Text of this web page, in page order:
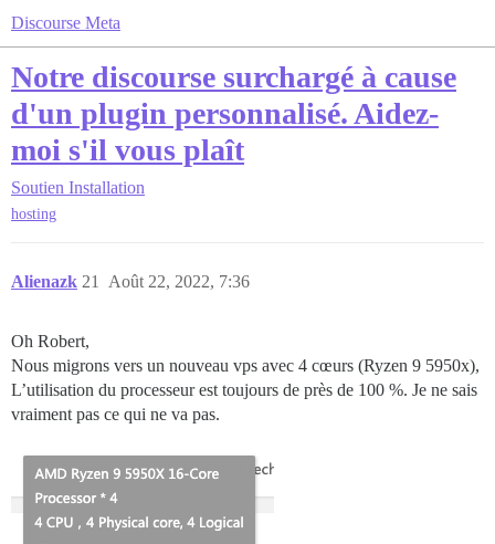
Discourse Meta
Notre discourse surchargé à cause
d'un plugin personnalisé. Aidez-
moi s'il vous plaît
Soutien Installation
hosting
Alienazk Août 22, 2022, 7:36
21
Oh Robert,
Nous migrons vers un nouveau vps avec 4 cœurs (Ryzen 9 5950x),
L’utilisation du processeur est toujours de près de 100 %. Je ne sais
vraiment pas ce qui ne va pas.